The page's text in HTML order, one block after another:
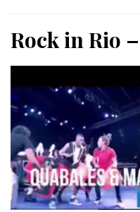
Rock in Rio